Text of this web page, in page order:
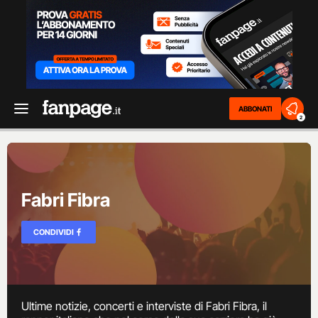
ABBONATI
2
Fabri Fibra
CONDIVIDI
Ultime notizie, concerti e interviste di Fabri Fibra, il